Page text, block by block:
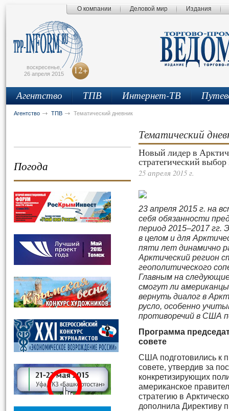
О компании Деловой мир Издания
воскресенье,
26 апреля 2015
12+
Агентство ТПВ Интернет-ТВ
Агентство ТПВ Тематический дневник
Погода
Тематический
Новый лидер в
стратегический
25 апреля 2015 г.
23 апреля 2015 г. на
себя обязанности
период 2015–2017
в целом и для
пяти лет динамично
Арктический регион
геополитического
Главным на
смогут ли
вернуть диалог в
русло, особенно
противоречий в США
Программа
совете
США подготовились к
совете, утвердив за
конкретизирующих
американское
стратегию в
дополнила Директиву